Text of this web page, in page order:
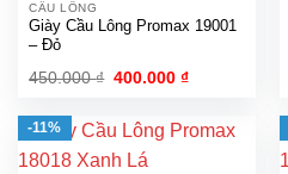
CẦU LÔNG
Giày Cầu Lông Promax 19001
– Đỏ
450.000₫ Giá
450.000 ₫.
400.000₫Giá
là:
400.000 ₫.
-11%